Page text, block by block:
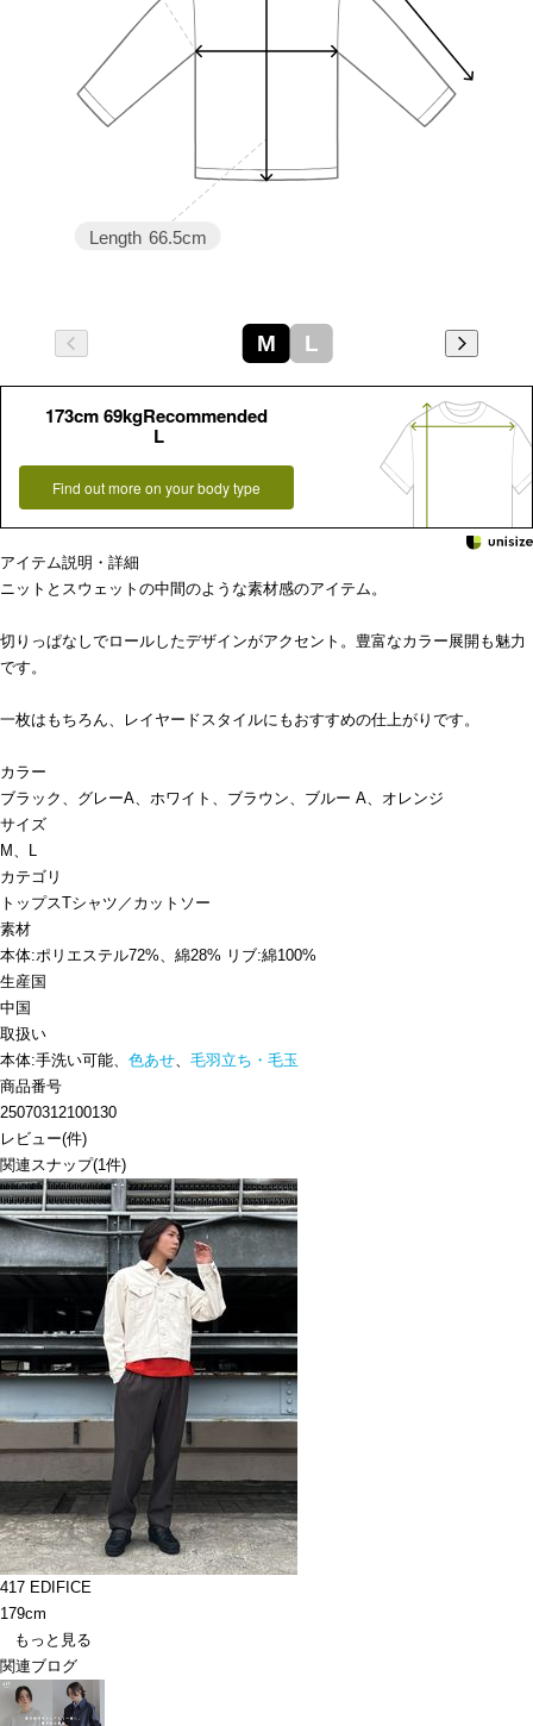
Length 66.5cm
M L
173cm 69kgRecommended
L
Find out more on your body type
アイテム説明・詳細
ニットとスウェットの中間のような素材感のアイテム。
切りっぱなしでロールしたデザインがアクセント。豊富なカラー展開も魅力
です。
一枚はもちろん、レイヤードスタイルにもおすすめの仕上がりです。
カラー
ブラック、グレーA、ホワイト、ブラウン、ブルー A、オレンジ
サイズ
M、L
カテゴリ
トップスTシャツ／カットソー
素材
本体:ポリエステル72%、綿28% リブ:綿100%
生産国
中国
取扱い
本体:手洗い可能、 色あせ、 毛羽立ち・毛玉
商品番号
25070312100130
レビュー(件)
関連スナップ(1件)
417 EDIFICE
179cm
もっと見る
関連ブログ